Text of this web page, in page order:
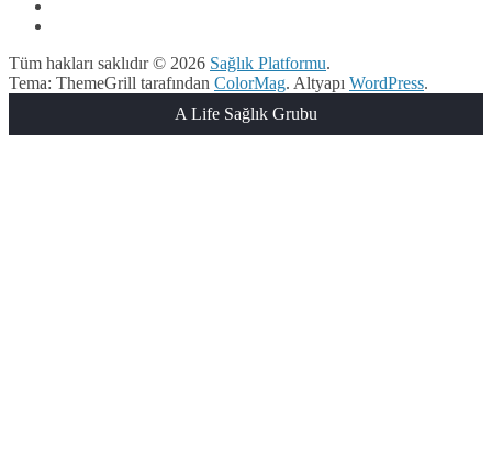
Tüm hakları saklıdır © 2026 Sağlık Platformu.
Tema: ThemeGrill tarafından ColorMag. Altyapı WordPress.
A Life Sağlık Grubu